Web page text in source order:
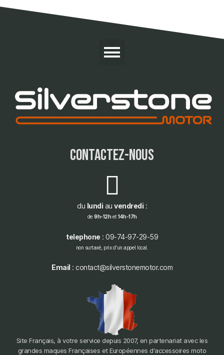
contactez-nous
du lundi au vendredi :
de 9h-12het 14h-17h
telephone : 09-74-97-29-59
non surtaxé, prix d'un appel local.
Email : contact@silverstonemotor.com
Site Français, à votre service depuis 2007, en partenariat avec les
grandes maques Françaises et Européennes d'accessoires moto